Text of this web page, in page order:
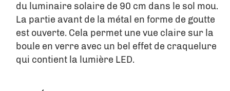
du luminaire solaire de 90 cm dans le sol mou.
La partie avant de la métal en forme de goutte
est ouverte. Cela permet une vue claire sur la
boule en verre avec un bel effet de craquelure
qui contient la lumière LED.